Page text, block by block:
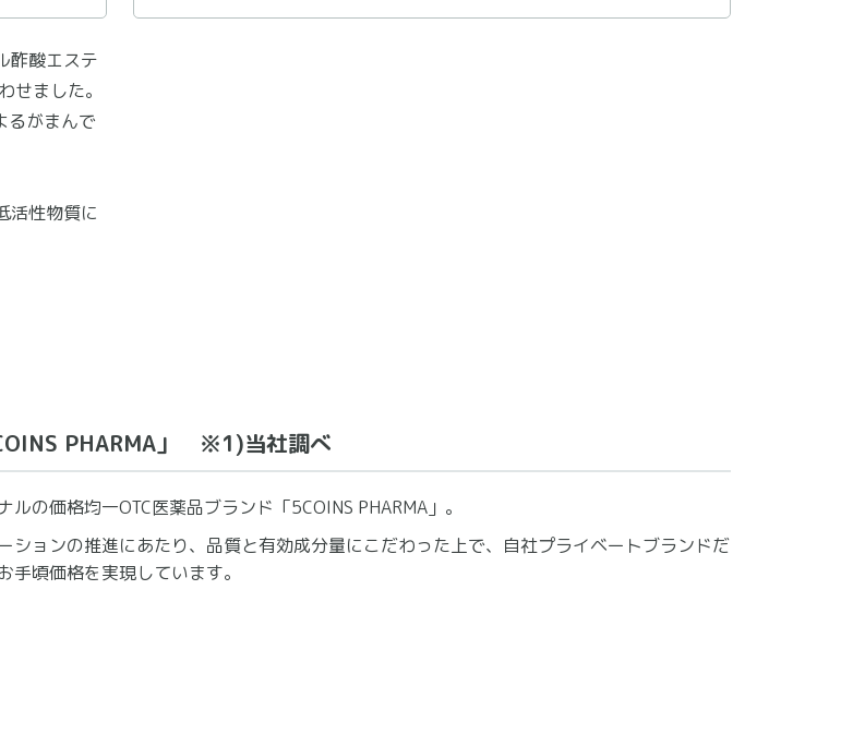
酢酸エステ
せました。
るがまんで
活性物質に
PHARMA」 ※1)当社調べ
ルの価格均一OTC医薬品ブランド「5COINS PHARMA」。
ションの推進にあたり、品質と有効成分量にこだわった上で、自社プライベートブランドだ
手頃価格を実現しています。